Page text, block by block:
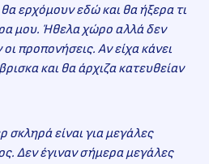
ερχόμουν εδώ και θα ήξερα τι
μου. Ήθελα χώρο αλλά δεν
προπονήσεις. Αν είχα κάνει
και θα άρχιζα κατευθείαν
σκληρά είναι για μεγάλες
Δεν έγιναν σήμερα μεγάλες